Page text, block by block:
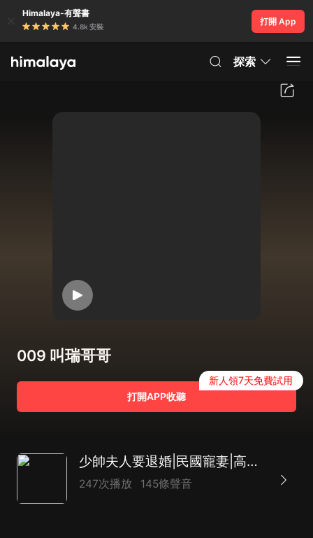
Himalaya-有聲書
4.8k 安裝
打開 App
探索
009 叫瑞哥哥
打開APP收聽
新人領7天免費試用
少帥夫人要退婚|民國寵妻|高分推薦|多播精品
247次播放 145條聲音